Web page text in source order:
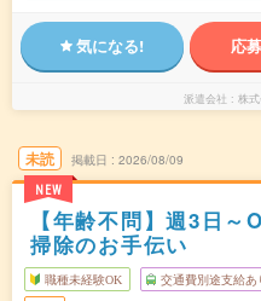
気になる! 応
派遣会社 株
未読
NEW
掲載日 2026/08/09
【年齢不問】週3日
掃除のお手伝い
職種未経験OK 交通費別途支給あ